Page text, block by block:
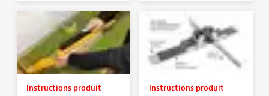
Instructions produit Instructions produit